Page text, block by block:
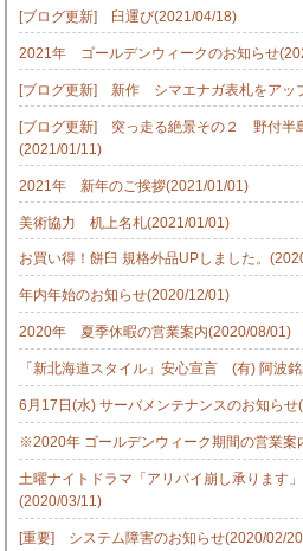
[ブログ更新] 臼運び(2021/04/18)
2021年 ゴールデンウィークのお知らせ
[ブログ更新] 新作 シマエナガ表札をアッ
[ブログ更新] 突っ走る絶景その２ 野付半
(2021/01/11)
2021年 新年のご挨拶(2021/01/01)
美術協力 机上名札(2021/01/01)
お買い得！餅臼 規格外品UPしました。
年内年始のお知らせ(2020/12/01)
2020年 夏季休暇の営業案内(2020/08/01)
「新北海道スタイル」安心宣言 (有) 阿波
6月17日(水) サーバメンテナンスのお知ら
※2020年 ゴールデンウィーク期間の営業案
土曜ナイトドラマ「アリバイ崩し承ります
(2020/03/11)
[重要] システム障害のお知らせ(2020/02/